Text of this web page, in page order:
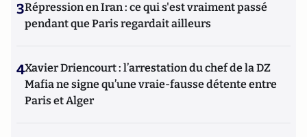
3Répression en Iran : ce qui s'est vraiment passé
pendant que Paris regardait ailleurs
4Xavier Driencourt : l’arrestation du chef de la DZ
Mafia ne signe qu’une vraie-fausse détente entre
Paris et Alger